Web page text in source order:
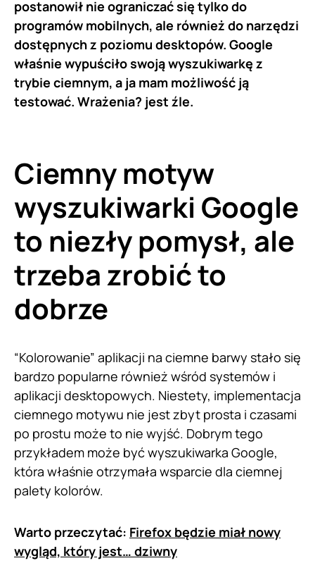
postanowił nie ograniczać się tylko do
programów mobilnych, ale również do narzędzi
dostępnych z poziomu desktopów. Google
właśnie wypuściło swoją wyszukiwarkę z
trybie ciemnym, a ja mam możliwość ją
testować. Wrażenia? jest źle.
Ciemny motyw
wyszukiwarki Google
to niezły pomysł, ale
trzeba zrobić to
dobrze
“Kolorowanie” aplikacji na ciemne barwy stało się
bardzo popularne również wśród systemów i
aplikacji desktopowych. Niestety, implementacja
ciemnego motywu nie jest zbyt prosta i czasami
po prostu może to nie wyjść. Dobrym tego
przykładem może być wyszukiwarka Google,
która właśnie otrzymała wsparcie dla ciemnej
palety kolorów.
Warto przeczytać: Firefox będzie miał nowy
wygląd, który jest… dziwny